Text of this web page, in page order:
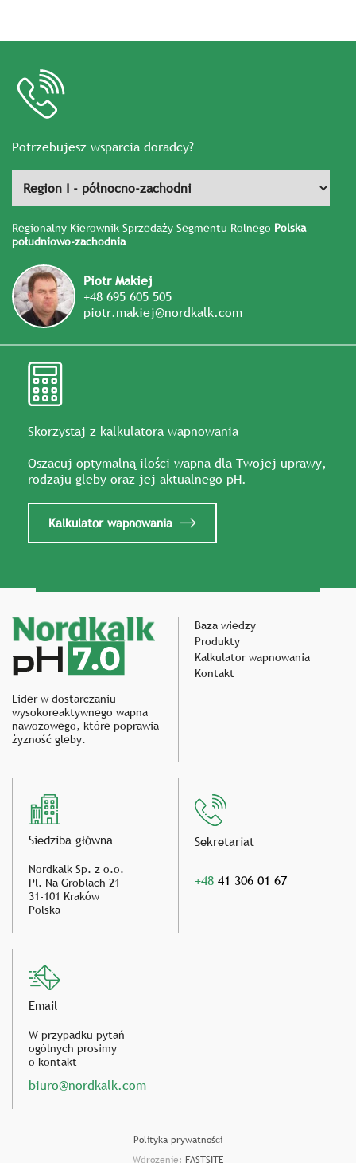
Potrzebujesz wsparcia doradcy?
Regionalny Kierownik Sprzedaży Segmentu Rolnego Polska
południowo-zachodnia
Piotr Makiej
+48 695 605 505
piotr.makiej@nordkalk.com
Skorzystaj z kalkulatora wapnowania
Oszacuj optymalną ilości wapna dla Twojej uprawy,
rodzaju gleby oraz jej aktualnego pH.
Kalkulator wapnowania
Lider w dostarczaniu
wysokoreaktywnego wapna
nawozowego, które poprawia
żyzność gleby.
Baza wiedzy
Produkty
Kalkulator wapnowania
Kontakt
Siedziba główna
Nordkalk Sp. z o.o.
Pl. Na Groblach 21
31-101 Kraków
Polska
Sekretariat
+48 41 306 01 67
Email
W przypadku pytań
ogólnych prosimy
o kontakt
biuro@nordkalk.com
Polityka prywatności
Wdrożenie: FASTSITE